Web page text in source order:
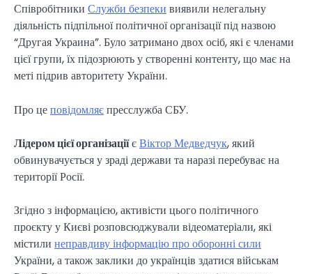
Співробітники Служби безпеки виявили нелегальну
діяльність підпільної політичної організації під назвою
“Другая Украина”. Було затримано двох осіб, які є членами
цієї групи, їх підозрюють у створенні контенту, що має на
меті підрив авторитету України.
Про цеповідомляєпресслужба СБУ.
Лідером цієї організаціїєВіктор Медведчук, який
обвинувачується у зраді держави та наразі перебуває на
території Росії.
Згідно з інформацією, активісти цього політичного
проєкту у Києві розповсюджували відеоматеріали, які
містили неправдиву інформацію про оборонні сили
України, а також заклики до українців здатися військам